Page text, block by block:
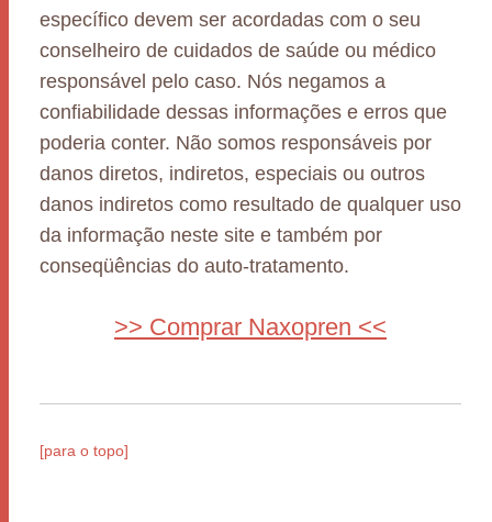
específico devem ser acordadas com o seu
conselheiro de cuidados de saúde ou médico
responsável pelo caso. Nós negamos a
confiabilidade dessas informações e erros que
poderia conter. Não somos responsáveis por
danos diretos, indiretos, especiais ou outros
danos indiretos como resultado de qualquer uso
da informação neste site e também por
conseqüências do auto-tratamento.
>> Comprar Naxopren <<
[para o topo]